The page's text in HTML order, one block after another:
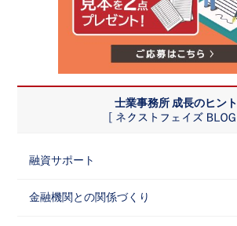
士業事務所 成長のヒント
融資サポート
金融機関との関係づくり